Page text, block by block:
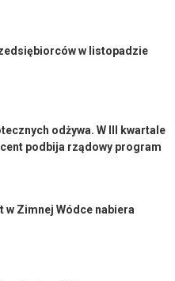
w listopadzie
odżywa. W III kwartale
podbija rządowy program
w Zimnej Wódce nabiera